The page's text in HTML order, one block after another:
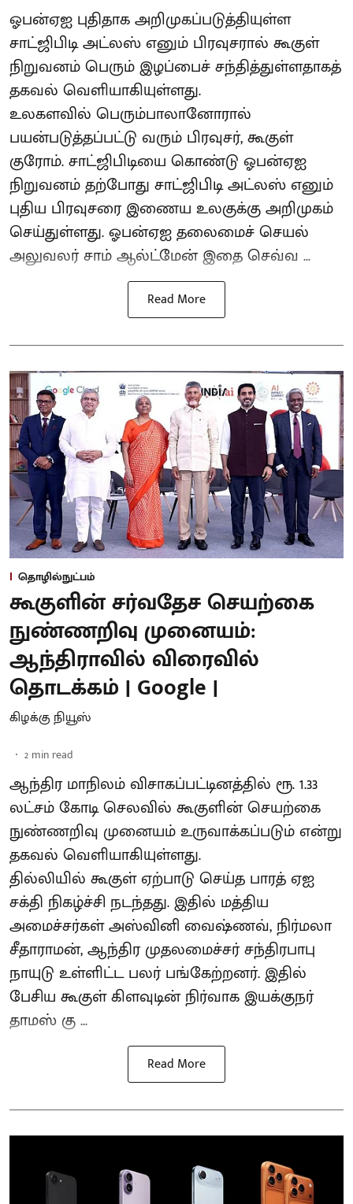
ஓபன்ஏஐ புதிதாக அறிமுகப்படுத்தியுள்ள
சாட்ஜிபிடி அட்லஸ் எனும் பிரவுசரால் கூகுள்
நிறுவனம் பெரும் இழப்பைச் சந்தித்துள்ளதாகத்
தகவல் வெளியாகியுள்ளது.
உலகளவில் பெரும்பாலானோரால்
பயன்படுத்தப்பட்டு வரும் பிரவுசர், கூகுள்
குரோம். சாட்ஜிபிடியை கொண்டு ஓபன்ஏஐ
நிறுவனம் தற்போது சாட்ஜிபிடி அட்லஸ் எனும்
புதிய பிரவுசரை இணைய உலகுக்கு அறிமுகம்
செய்துள்ளது. ஓபன்ஏஐ தலைமைச் செயல்
அலுவலர் சாம் ஆல்ட்மேன் இதை செவ்வ ...
Read More
தொழில்நுட்பம்
கூகுளின் சர்வதேச செயற்கை
நுண்ணறிவு முனையம்:
ஆந்திராவில் விரைவில்
தொடக்கம் | Google |
கிழக்கு நியூஸ்
2 min read
ஆந்திர மாநிலம் விசாகப்பட்டினத்தில் ரூ. 1.33
லட்சம் கோடி செலவில் கூகுளின் செயற்கை
நுண்ணறிவு முனையம் உருவாக்கப்படும் என்று
தகவல் வெளியாகியுள்ளது.
தில்லியில் கூகுள் ஏற்பாடு செய்த பாரத் ஏஐ
சக்தி நிகழ்ச்சி நடந்தது. இதில் மத்திய
அமைச்சர்கள் அஸ்வினி வைஷ்ணவ், நிர்மலா
சீதாராமன், ஆந்திர முதலமைச்சர் சந்திரபாபு
நாயுடு உள்ளிட்ட பலர் பங்கேற்றனர். இதில்
பேசிய கூகுள் கிளவுடின் நிர்வாக இயக்குநர்
தாமஸ் கு ...
Read More